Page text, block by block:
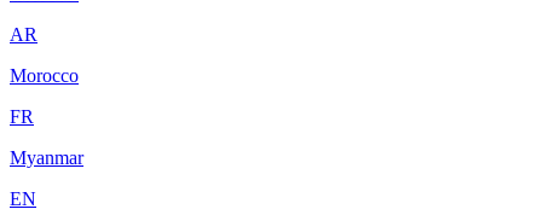
AR
Morocco
FR
Myanmar
EN